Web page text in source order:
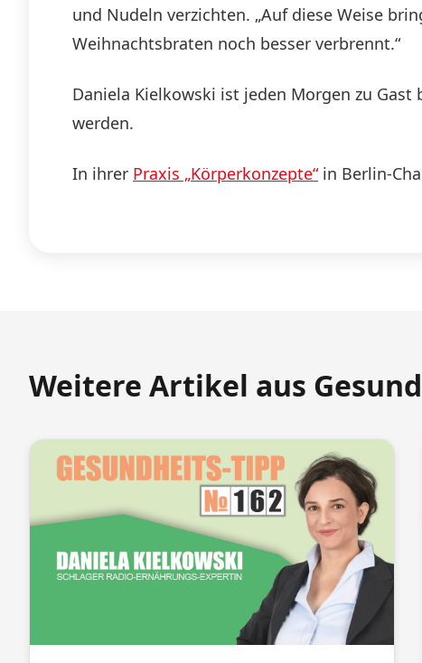
und Nudeln verzichten. „Auf diese Weise
Weihnachtsbraten noch besser verbrennt.“
Daniela Kielkowski ist jeden Morgen zu Gast
werden.
In ihrer Praxis „Körperkonzepte“in Berlin-
Weitere Artikel aus